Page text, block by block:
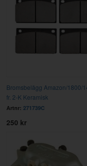
Bromsbelägg Amazon/1800/
fr. 2-K Keramisk
Artnr: 271739C
250 kr